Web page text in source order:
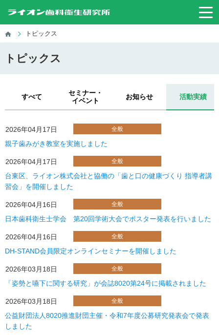
トピックス
トピックス
すべて
セミナー・
イベント
お知らせ 活動実績
2026年04月17日 全般
親子歯みがき教室を実施しました
2026年04月17日 全般
台東区、ライオン株式会社と協働の「歯と口の健康づくり 指導者講
習会」を開催しました
2026年04月16日 全般
日本歯科衛生士学会 第20回学術大会でポスター発表を行いました
2026年04月16日 全般
DH-STAND会員限定オンラインセミナーを開催しました
2026年03月18日 全般
「姿勢と嚥下に関する研究」が会誌8020第24号に掲載されました
2026年03月18日 全般
公益財団法人8020推進財団主催・令和7年度公募研究発表会で発表
しました